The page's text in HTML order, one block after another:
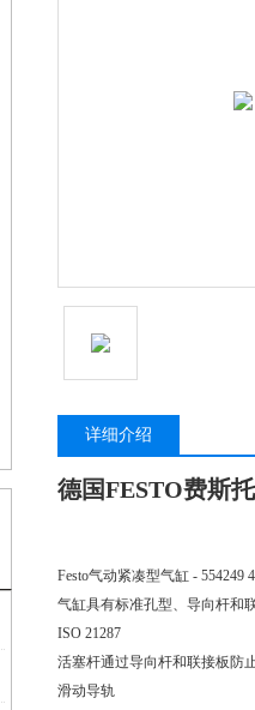
详细介绍
德国FESTO费斯
Festo气动紧凑型气缸 -
气缸具有标准孔型、导向杆和
ISO 21287
活塞杆通过导向杆和联接板防
滑动导轨